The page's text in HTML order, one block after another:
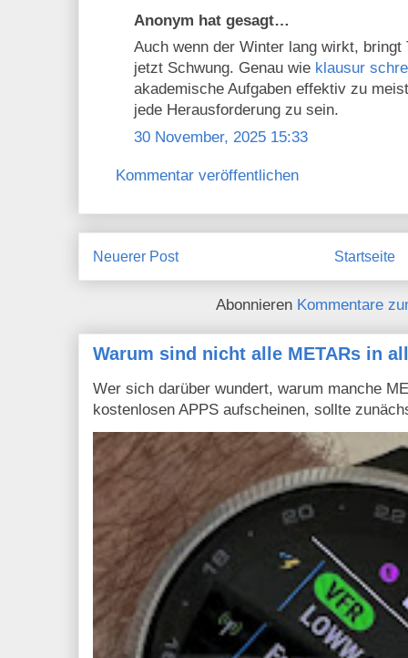
Anonym hat gesagt…
Auch wenn der Winter lang wirkt,
jetzt Schwung. Genau wie klausur
akademische Aufgaben effektiv zu
jede Herausforderung zu sein.
30 November, 2025 15:33
Kommentar veröffentlichen
Neuerer Post Startseite
Abonnieren Kommentare
Warum sind nicht alle METARs in
Wer sich darüber wundert, warum manche
kostenlosen APPS aufscheinen, sollte